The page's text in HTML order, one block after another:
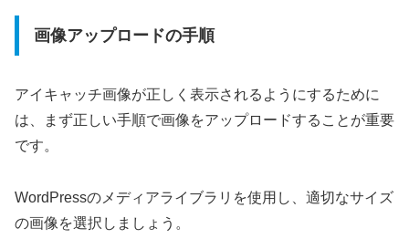
画像アップロードの手順
アイキャッチ画像が正しく表示されるようにするために
は、まず正しい手順で画像をアップロードすることが重要
です。
WordPressのメディアライブラリを使用し、適切なサイズ
の画像を選択しましょう。